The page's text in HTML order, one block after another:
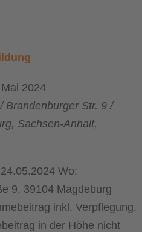
2024
Brandenburger Str. 9 /
Sachsen-Anhalt,
Wo:
9, 39104 Magdeburg
inkl. Verpflegung.
in der Höhe nicht